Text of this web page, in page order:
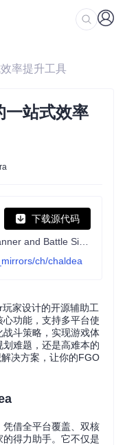
率提升工具
一站式效率
下载源代码
ch/chaldea
家设计的开源辅助工
功能，支持多平台使
战斗策略，实现游戏体
难题，还是高难本的
决方案，让你的FGO
借全平台覆盖、双核
得力助手。它不仅是